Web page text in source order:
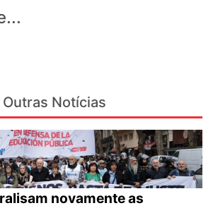
Outras Notícias
novamente as